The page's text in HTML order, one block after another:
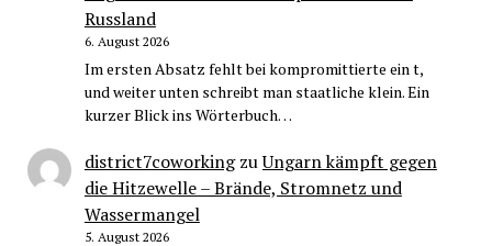
Russland
6. August 2026
Im ersten Absatz fehlt bei kompromittierte ein t,
und weiter unten schreibt man staatliche klein. Ein
kurzer Blick ins Wörterbuch…
district7coworkingzuUngarn kämpft gegen
die Hitzewelle – Brände, Stromnetz und
Wassermangel
5. August 2026